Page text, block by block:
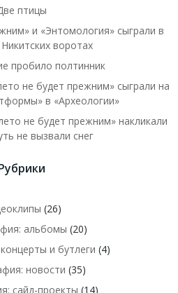
птицы
и «Энтомология» сыграли в
воротах
пробило полтинник
не будет прежним» сыграли на
в «Археологии»
не будет прежним» накликали
не вызвали снег
(26)
альбомы (20)
и бутлеги (4)
новости (35)
сайд-проекты (14)